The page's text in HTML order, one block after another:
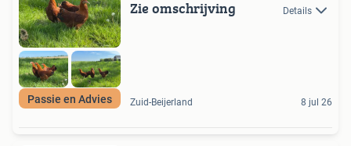
Passie en Advies
Zie omschrijving Details
Zuid-Beijerland 8 jul 26